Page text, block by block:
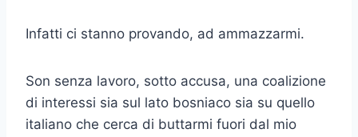
Infatti ci stanno provando, ad ammazzarmi.
Son senza lavoro, sotto accusa, una coalizione
di interessi sia sul lato bosniaco sia su quello
italiano che cerca di buttarmi fuori dal mio